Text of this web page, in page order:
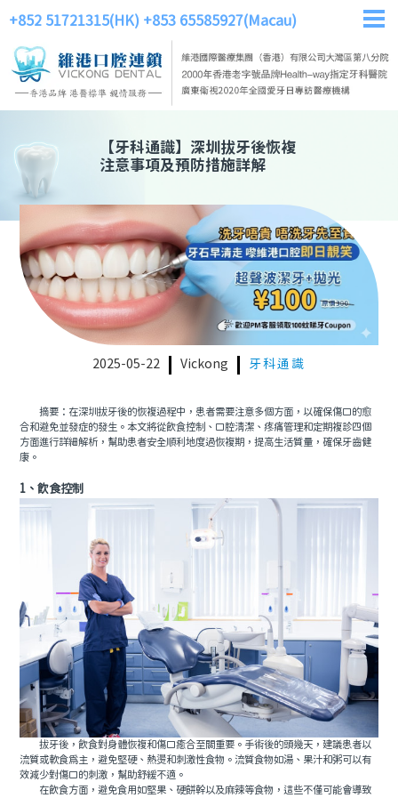
+852 51721315(HK) +853 65585927(Macau)
【牙科通識】 深圳拔牙後恢複
注意事項及預防措施詳解
2025-05-22 Vickong 牙科通識
摘要：在深圳拔牙後的恢複過程中，患者需要注意多個方面，以確保傷口的愈
合和避免並發症的發生。本文將從飲食控制、口腔清潔、疼痛管理和定期複診四個
方面進行詳細解析，幫助患者安全順利地度過恢複期，提高生活質量，確保牙齒健
康。
1、飲食控制
拔牙後，飲食對身體恢複和傷口癒合至關重要。手術後的頭幾天，建議患者以
流質或軟食爲主，避免堅硬、熱燙和刺激性食物。流質食物如湯、果汁和粥可以有
效減少對傷口的刺激，幫助舒緩不適。
在飲食方面，避免食用如堅果、硬餅幹以及麻辣等食物，這些不僅可能會導致